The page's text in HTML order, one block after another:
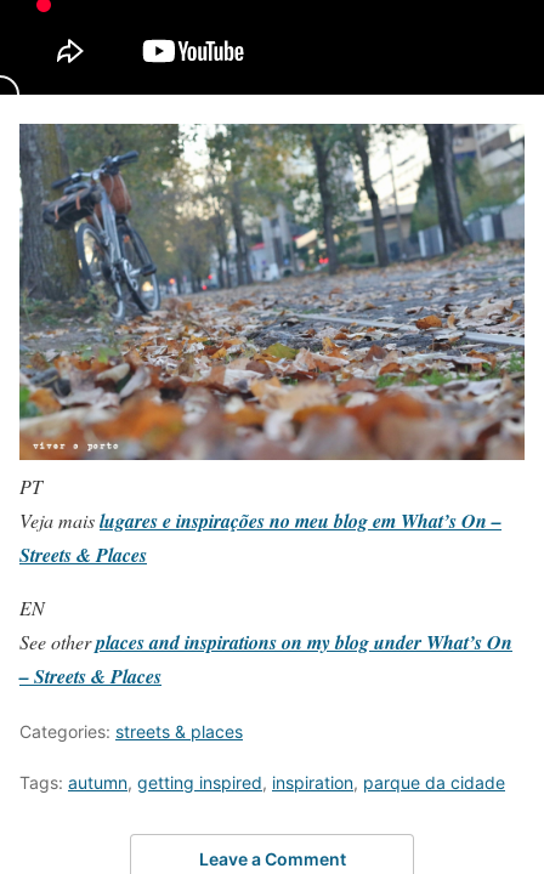
PT
Veja maislugares e inspirações no meu blog em What’s On –
Streets & Places
EN
See otherplaces and inspirations on my blog under What’s On
– Streets & Places
Categories: streets & places
Tags: autumn, getting inspired, inspiration, parque da cidade
Leave a Comment